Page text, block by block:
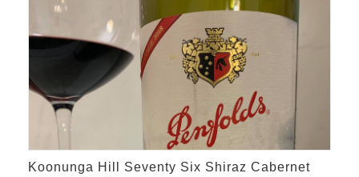
Koonunga Hill Seventy Six Shiraz Cabernet